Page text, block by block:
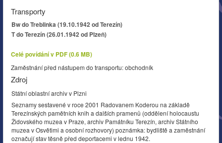
Transporty
Bw do Treblinka (19.10.1942 od Terezín)
T do Terezín (26.01.1942 od Plzeň)
Celé povídání v PDF (0.6 MB)
Zaměstnání před nástupem do transportu: obchodník
Zdroj
Státní oblastní archiv v Plzni
Seznamy sestavené v roce 2001 Radovanem Koderou na základě
Terezínských pamětních knih a dalších pramenů (oddělení holocaustu
Židovského muzea v Praze, archiv Památníku Terezín, archiv Státního
muzea v Osvětimi a osobní rozhovory) poznámka: bydliště a zaměstnání
označují stav těsně před deportacemi v lednu 1942.